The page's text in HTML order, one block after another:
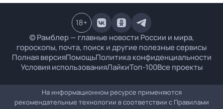
© Рамблер — главные новости России и мира,
гороскопы, почта, поиск и другие полезные сервисы
Полная версияПомощьПолитика конфиденциальности
Условия использованияЛайкиТоп-100Все проекты
18+
На информационном ресурсе применяются
рекомендательные технологии в соответствии с Правилами